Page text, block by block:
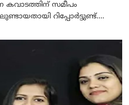
കവാടത്തിന് സമീപം
റിപ്പോർട്ടുണ്ട്....